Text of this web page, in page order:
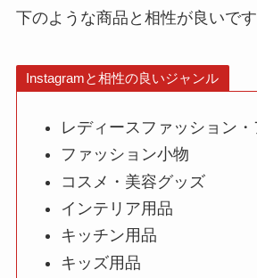
下のような商品と相性が良いです
Instagramと相性の良いジャンル
レディースファッション
ファッション小物
コスメ・美容グッズ
インテリア用品
キッチン用品
キッズ用品